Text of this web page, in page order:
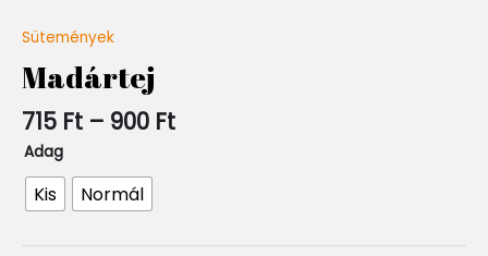
Sütemények
Madártej
715 Ft – 900 Ft900 Ft
Adag
Kis Normál